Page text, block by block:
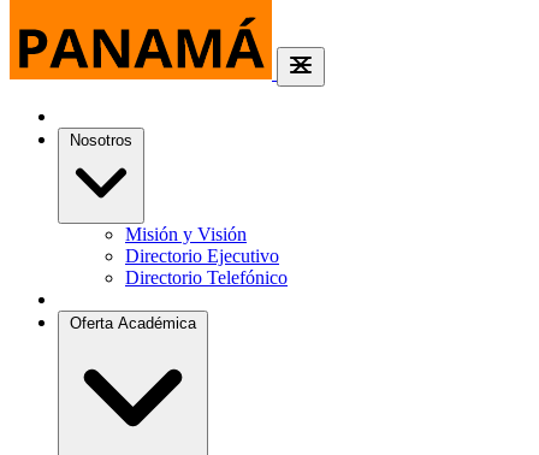
Nosotros
Misión y Visión
Directorio Ejecutivo
Directorio Telefónico
Oferta Académica